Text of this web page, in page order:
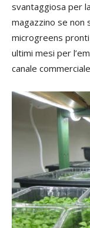
svantaggiosa per
magazzino se non
microgreens
ultimi mesi per
canale